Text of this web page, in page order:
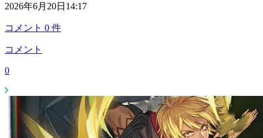
2026年6月20日14:17
コメント 0 件
コメント
0